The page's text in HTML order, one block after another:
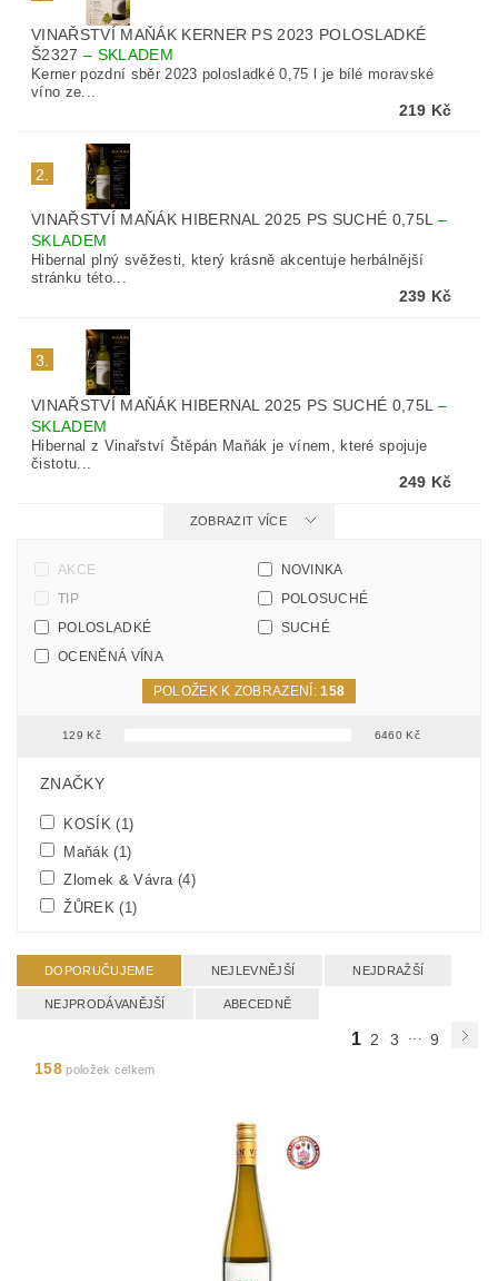
VINAŘSTVÍ MAŇÁK KERNER PS 2023 POLOSLADKÉ
Š2327– SKLADEM
Kerner pozdní sběr 2023 polosladké 0,75 l je bílé moravské
víno ze...
219 Kč
2.
VINAŘSTVÍ MAŇÁK HIBERNAL 2025 PS SUCHÉ 0,75L –
SKLADEM
Hibernal plný svěžesti, který krásně akcentuje herbálnější
stránku této...
239 Kč
3.
VINAŘSTVÍ MAŇÁK HIBERNAL 2025 PS SUCHÉ 0,75L –
SKLADEM
Hibernal z Vinařství Štěpán Maňák je vínem, které spojuje
čistotu...
249 Kč
ZOBRAZIT VÍCE
AKCE
NOVINKA
TIP
POLOSUCHÉ
POLOSLADKÉ
SUCHÉ
OCENĚNÁ VÍNA
129 Kč 6460 Kč
POLOŽEK K ZOBRAZENÍ:158
FILTR PODLE PARAMETRŮ, VLASTNOSTÍ A VÝROBCŮ
ZNAČKY
KOSÍK(1)
Maňák(1)
Zlomek & Vávra(4)
ŽŮREK(1)
DOPORUČUJEME NEJLEVNĚJŠÍ NEJDRAŽŠÍ
NEJPRODÁVANĚJŠÍ ABECEDNĚ
1 2 3 ... 9
158položek celkem